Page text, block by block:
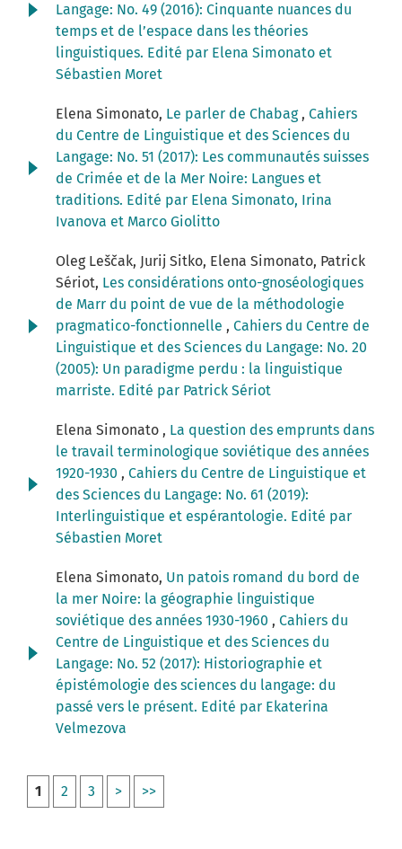
Langage: No. 49 (2016): Cinquante nuances du
temps et de l’espace dans les théories
linguistiques. Edité par Elena Simonato et
Sébastien Moret
Elena Simonato, Le parler de Chabag, Cahiers
du Centre de Linguistique et des Sciences du
Langage: No. 51 (2017): Les communautés suisses
de Crimée et de la Mer Noire: Langues et
traditions. Edité par Elena Simonato, Irina
Ivanova et Marco Giolitto
Oleg Leščak, Jurij Sitko, Elena Simonato, Patrick
Sériot, Les considérations onto-gnoséologiques
de Marr du point de vue de la méthodologie
pragmatico-fonctionnelle , Cahiers du Centre de
Linguistique et des Sciences du Langage: No. 20
(2005): Un paradigme perdu : la linguistique
marriste. Edité par Patrick Sériot
Elena Simonato , La question des emprunts dans
le travail terminologique soviétique des années
1920-1930 , Cahiers du Centre de Linguistique et
des Sciences du Langage: No. 61 (2019):
Interlinguistique et espérantologie. Edité par
Sébastien Moret
Elena Simonato, Un patois romand du bord de
la mer Noire: la géographie linguistique
soviétique des années 1930-1960 , Cahiers du
Centre de Linguistique et des Sciences du
Langage: No. 52 (2017): Historiographie et
épistémologie des sciences du langage: du
passé vers le présent. Edité par Ekaterina
Velmezova
1 2 3 > >>